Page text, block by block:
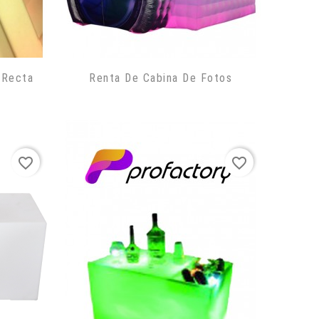
Renta De Cabina De Fotos
favorite_border favorite_border